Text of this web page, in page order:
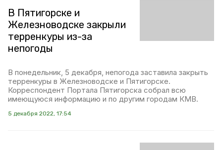
В Пятигорске и
Железноводске закрыли
терренкуры из-за
непогоды
В понедельник, 5 декабря, непогода заставила закрыть
терренкуры в Железноводске и Пятигорске.
Корреспондент Портала Пятигорска собрал всю
имеющуюся информацию и по другим городам КМВ.
5 декабря 2022, 17:54